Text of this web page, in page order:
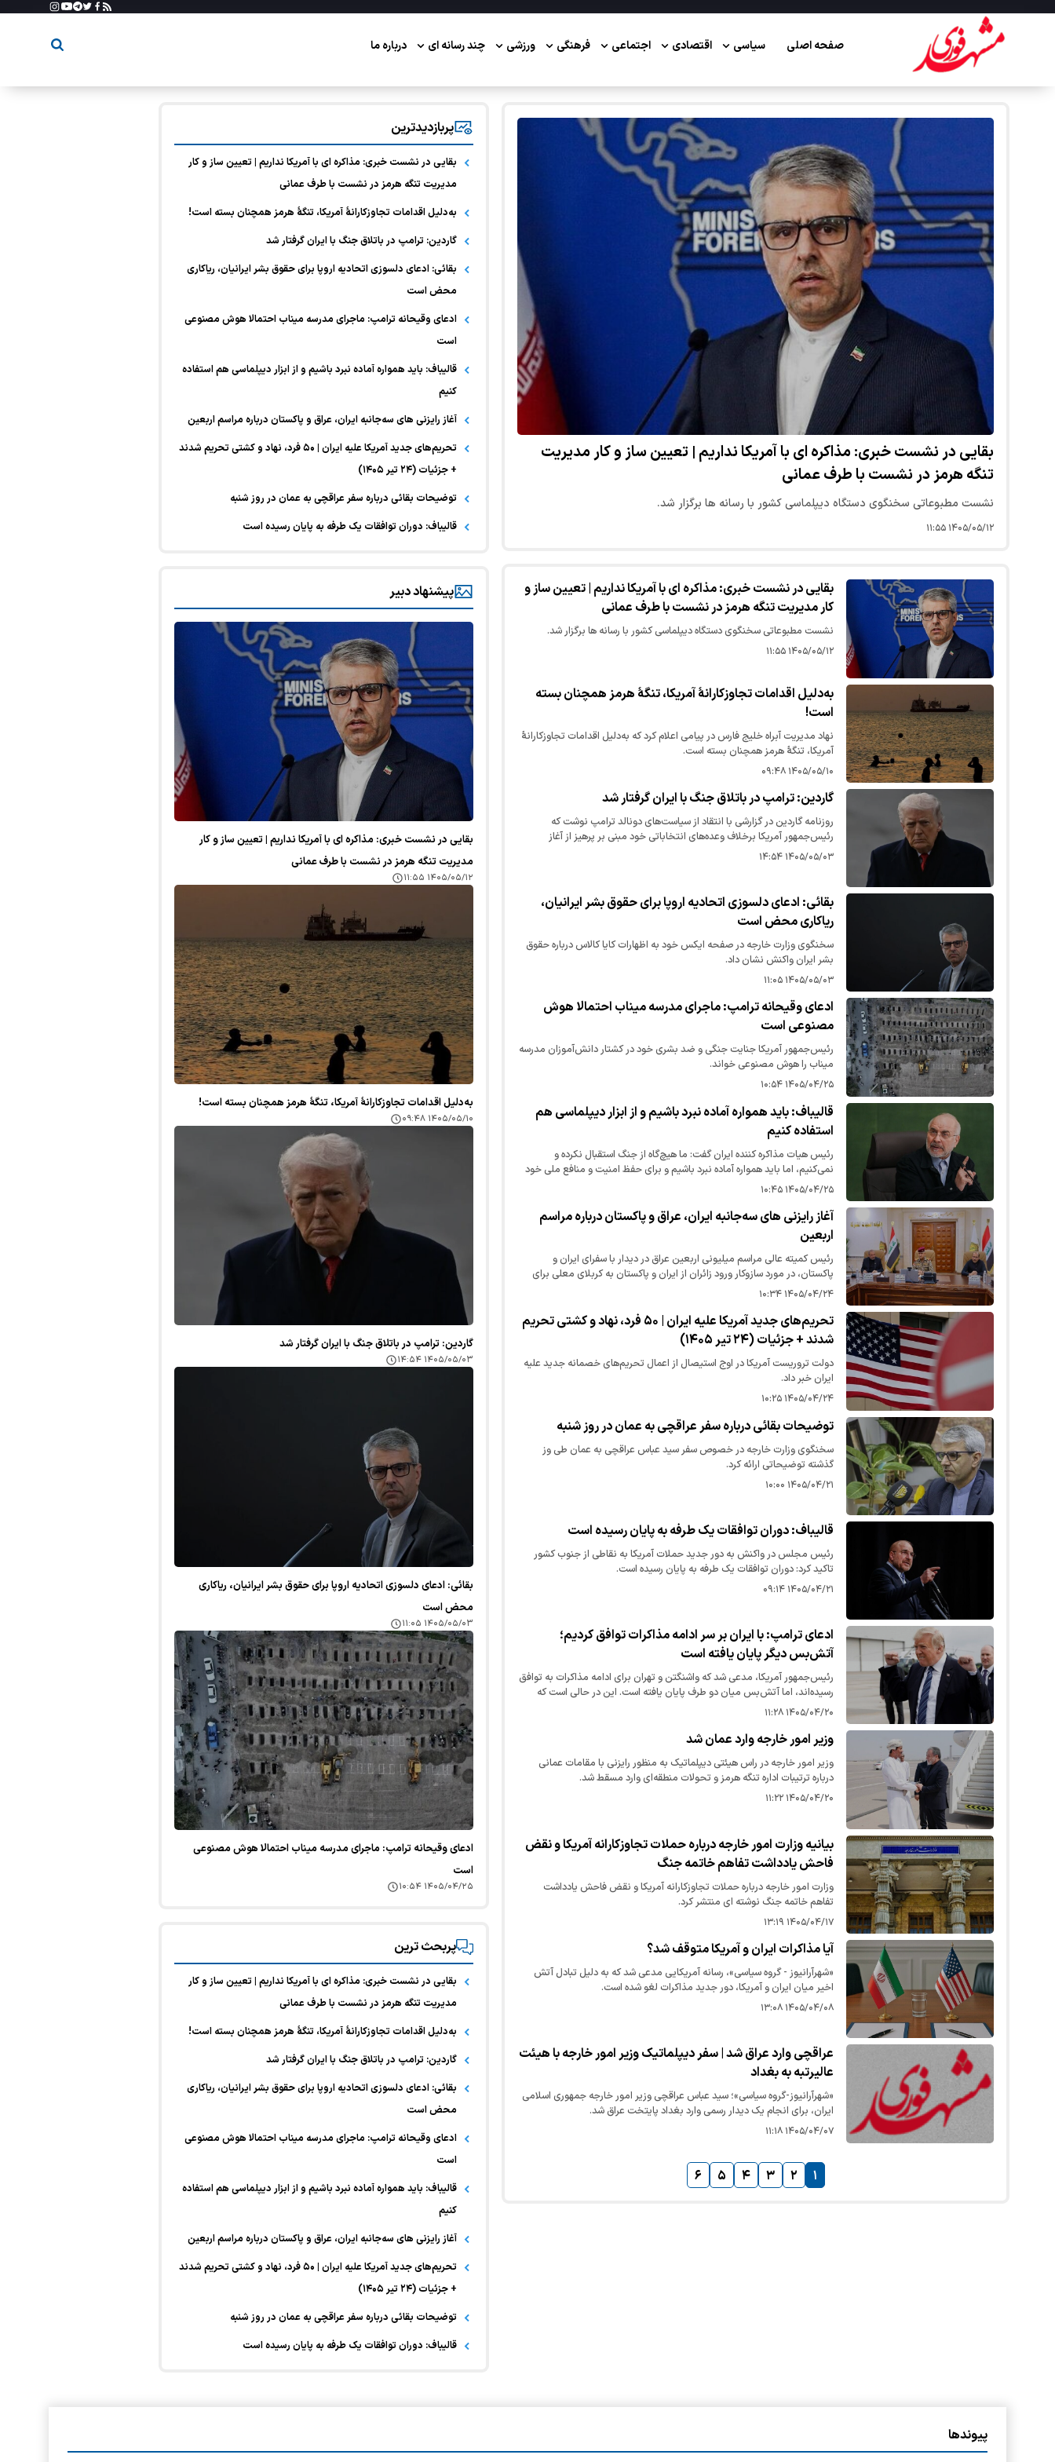
صفحه اصلی سیاسی اقتصادی اجتماعی فرهنگی ورزشی چند رسانه ای درباره ما
بقایی در نشست خبری: مذاکره ای با آمریکا نداریم | تعیین ساز و کار مدیریت
تنگه هرمز در نشست با طرف عمانی
نشست مطبوعاتی سخنگوی دستگاه دیپلماسی کشور با رسانه ها برگزار شد.
۱۴۰۵/۰۵/۱۲ ۱۱:۵۵
بقایی در نشست خبری: مذاکره ای با آمریکا نداریم | تعیین ساز و
کار مدیریت تنگه هرمز در نشست با طرف عمانی
نشست مطبوعاتی سخنگوی دستگاه دیپلماسی کشور با رسانه ها برگزار شد.
۱۴۰۵/۰۵/۱۲ ۱۱:۵۵
به‌دلیل اقدامات تجاوزکارانهٔ آمریکا، تنگهٔ هرمز همچنان بسته
است!
نهاد مدیریت آبراه خلیج فارس در پیامی اعلام کرد که به‌دلیل اقدامات تجاوزکارانهٔ
آمریکا، تنگهٔ هرمز همچنان بسته است.
۱۴۰۵/۰۵/۱۰ ۰۹:۴۸
گاردین: ترامپ در باتلاق جنگ با ایران گرفتار شد
روزنامه گاردین در گزارشی با انتقاد از سیاست‌های دونالد ترامپ نوشت که
رئیس‌جمهور آمریکا برخلاف وعده‌های انتخاباتی خود مبنی بر پرهیز از آغاز
جنگ‌های جدید، اکنون با فروپاشی آتش‌بس با ایران و تشدید…
۱۴۰۵/۰۵/۰۳ ۱۴:۵۴
بقائی: ادعای دلسوزی اتحادیه اروپا برای حقوق بشر ایرانیان،
ریاکاری محض است
سخنگوی وزارت خارجه در صفحه ایکس خود به اظهارات کایا کالاس درباره حقوق
بشر ایران واکنش نشان داد.
۱۴۰۵/۰۵/۰۳ ۱۱:۰۵
ادعای وقیحانه ترامپ: ماجرای مدرسه میناب احتمالا هوش
مصنوعی است
رئیس‌جمهور آمریکا جنایت جنگی و ضد بشری خود در کشتار دانش‌آموزان مدرسه
میناب را هوش مصنوعی خواند.
۱۴۰۵/۰۴/۲۵ ۱۰:۵۴
قالیباف: باید همواره آماده نبرد باشیم و از ابزار دیپلماسی هم
استفاده کنیم
رئیس هیات مذاکره کننده ایران گفت: ما هیچ‌گاه از جنگ استقبال نکرده و
نمی‌کنیم، اما باید همواره آماده نبرد باشیم و برای حفظ امنیت و منافع ملی خود
تا پای جان بایستیم؛ باید از ابزار دیپلماسی و مذاکره هم…
۱۴۰۵/۰۴/۲۵ ۱۰:۴۵
آغاز رایزنی های سه‌جانبه ایران، عراق و پاکستان درباره مراسم
اربعین
رئیس کمیته عالی مراسم میلیونی اربعین عراق در دیدار با سفرای ایران و
پاکستان، در مورد سازوکار ورود زائران از ایران و پاکستان به کربلای معلی برای
شرکت در مراسم اربعین امام حسین (ع) رایزنی کرد.
۱۴۰۵/۰۴/۲۴ ۱۰:۳۴
تحریم‌های جدید آمریکا علیه ایران | ۵۰ فرد، نهاد و کشتی تحریم
شدند + جزئیات (۲۴ تیر ۱۴۰۵)
دولت تروریست آمریکا در اوج استیصال از اعمال تحریم‌های خصمانه جدید علیه
ایران خبر داد.
۱۴۰۵/۰۴/۲۴ ۱۰:۲۵
توضیحات بقائی درباره سفر عراقچی به عمان در روز شنبه
سخنگوی وزارت خارجه در خصوص سفر سید عباس عراقچی به عمان طی وز
گذشته توضیحاتی ارائه کرد.
۱۴۰۵/۰۴/۲۱ ۱۰:۰۰
قالیباف: دوران توافقات یک طرفه به پایان رسیده است
رئیس مجلس در واکنش به دور جدید حملات آمریکا به نقاطی از جنوب کشور
تاکید کرد: دوران توافقات یک طرفه به پایان رسیده است.
۱۴۰۵/۰۴/۲۱ ۰۹:۱۴
ادعای ترامپ: با ایران بر سر ادامه مذاکرات توافق کردیم؛
آتش‌بس دیگر پایان یافته است
رئیس‌جمهور آمریکا، مدعی شد که واشنگتن و تهران برای ادامه مذاکرات به توافق
رسیده‌اند، اما آتش‌بس میان دو طرف پایان یافته است. این در حالی است که
ایران هرگونه درخواست برای مذاکره را رد کرده و تأکید…
۱۴۰۵/۰۴/۲۰ ۱۱:۲۸
وزیر امور خارجه وارد عمان شد
وزیر امور خارجه در راس هیئتی دیپلماتیک به منظور رایزنی با مقامات عمانی
درباره ترتیبات اداره تنگه هرمز و تحولات منطقه‌ای وارد مسقط شد.
۱۴۰۵/۰۴/۲۰ ۱۱:۲۲
بیانیه وزارت امور خارجه درباره حملات تجاوزکارانه آمریکا و نقض
فاحش یادداشت تفاهم خاتمه جنگ
وزارت امور خارجه درباره حملات تجاوزکارانه آمریکا و نقض فاحش یادداشت
تفاهم خاتمه جنگ نوشته ای منتشر کرد.
۱۴۰۵/۰۴/۱۷ ۱۳:۱۹
آیا مذاکرات ایران و آمریکا متوقف شد؟
«شهرآرانیوز - گروه سیاسی»، رسانه آمریکایی مدعی شد که به دلیل تبادل آتش
اخیر میان ایران و آمریکا، دور جدید مذاکرات لغو شده است.
۱۴۰۵/۰۴/۰۸ ۱۳:۰۸
عراقچی وارد عراق شد | سفر دیپلماتیک وزیر امور خارجه با هیئت
عالیرتبه به بغداد
«شهرآرانیوز-گروه سیاسی»؛ سید عباس عراقچی وزیر امور خارجه جمهوری اسلامی
ایران، برای انجام یک دیدار رسمی وارد بغداد پایتخت عراق شد.
۱۴۰۵/۰۴/۰۷ ۱۱:۱۸
۱ ۲ ۳ ۴ ۵ ۶
پربازدیدترین
بقایی در نشست خبری: مذاکره ای با آمریکا نداریم | تعیین ساز و کار
مدیریت تنگه هرمز در نشست با طرف عمانی
به‌دلیل اقدامات تجاوزکارانهٔ آمریکا، تنگهٔ هرمز همچنان بسته است!
گاردین: ترامپ در باتلاق جنگ با ایران گرفتار شد
بقائی: ادعای دلسوزی اتحادیه اروپا برای حقوق بشر ایرانیان، ریاکاری
محض است
ادعای وقیحانه ترامپ: ماجرای مدرسه میناب احتمالا هوش مصنوعی
است
قالیباف: باید همواره آماده نبرد باشیم و از ابزار دیپلماسی هم استفاده
کنیم
آغاز رایزنی های سه‌جانبه ایران، عراق و پاکستان درباره مراسم اربعین
تحریم‌های جدید آمریکا علیه ایران | ۵۰ فرد، نهاد و کشتی تحریم شدند
+ جزئیات (۲۴ تیر ۱۴۰۵)
توضیحات بقائی درباره سفر عراقچی به عمان در روز شنبه
قالیباف: دوران توافقات یک طرفه به پایان رسیده است
پیشنهاد دبیر
بقایی در نشست خبری: مذاکره ای با آمریکا نداریم | تعیین ساز و کار
مدیریت تنگه هرمز در نشست با طرف عمانی
۱۴۰۵/۰۵/۱۲ ۱۱:۵۵
به‌دلیل اقدامات تجاوزکارانهٔ آمریکا، تنگهٔ هرمز همچنان بسته است!
۱۴۰۵/۰۵/۱۰ ۰۹:۴۸
گاردین: ترامپ در باتلاق جنگ با ایران گرفتار شد
۱۴۰۵/۰۵/۰۳ ۱۴:۵۴
بقائی: ادعای دلسوزی اتحادیه اروپا برای حقوق بشر ایرانیان، ریاکاری
محض است
۱۴۰۵/۰۵/۰۳ ۱۱:۰۵
ادعای وقیحانه ترامپ: ماجرای مدرسه میناب احتمالا هوش مصنوعی
است
۱۴۰۵/۰۴/۲۵ ۱۰:۵۴
پربحث ترین
بقایی در نشست خبری: مذاکره ای با آمریکا نداریم | تعیین ساز و کار
مدیریت تنگه هرمز در نشست با طرف عمانی
به‌دلیل اقدامات تجاوزکارانهٔ آمریکا، تنگهٔ هرمز همچنان بسته است!
گاردین: ترامپ در باتلاق جنگ با ایران گرفتار شد
بقائی: ادعای دلسوزی اتحادیه اروپا برای حقوق بشر ایرانیان، ریاکاری
محض است
ادعای وقیحانه ترامپ: ماجرای مدرسه میناب احتمالا هوش مصنوعی
است
قالیباف: باید همواره آماده نبرد باشیم و از ابزار دیپلماسی هم استفاده
کنیم
آغاز رایزنی های سه‌جانبه ایران، عراق و پاکستان درباره مراسم اربعین
تحریم‌های جدید آمریکا علیه ایران | ۵۰ فرد، نهاد و کشتی تحریم شدند
+ جزئیات (۲۴ تیر ۱۴۰۵)
توضیحات بقائی درباره سفر عراقچی به عمان در روز شنبه
قالیباف: دوران توافقات یک طرفه به پایان رسیده است
پیوندها